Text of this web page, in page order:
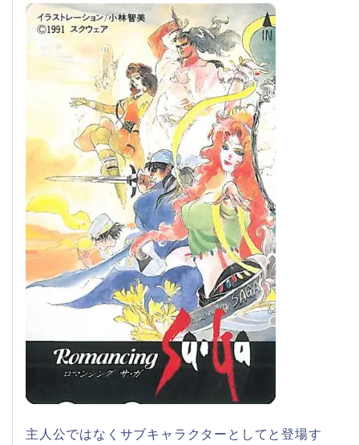
主人公ではなくサブキャラクターとしてと登場す